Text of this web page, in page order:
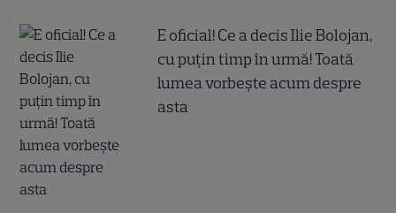
E oficial! Ce a decis Ilie Bolojan,
cu puțin timp în urmă! Toată
lumea vorbește acum despre
asta